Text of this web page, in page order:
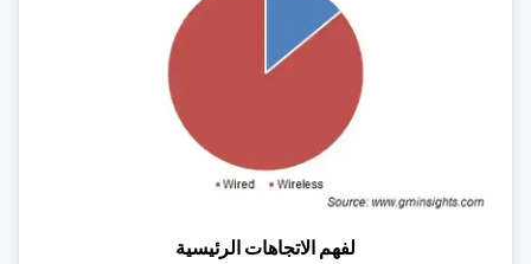
لفهم الاتجاهات الرئيسية